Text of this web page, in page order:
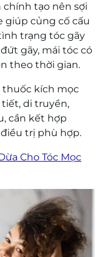
tạo nên sợi
giúp củng cố cấu
trạng tóc gãy
gãy, mái tóc có
theo thời gian.
thuốc kích mọc
di truyền,
cần kết hợp
trị phù hợp.
Cho Tóc Mọc